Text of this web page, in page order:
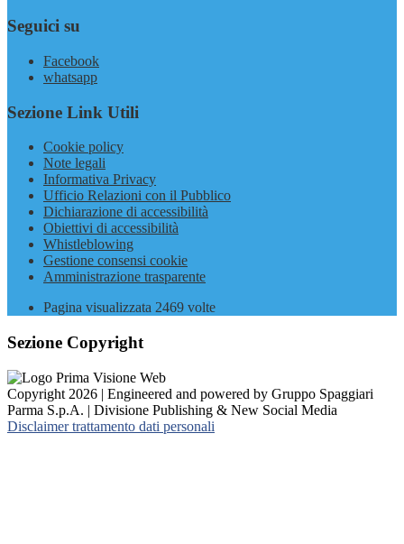
Seguici su
Facebook
whatsapp
Sezione Link Utili
Cookie policy
Note legali
Informativa Privacy
Ufficio Relazioni con il Pubblico
Dichiarazione di accessibilità
Obiettivi di accessibilità
Whistleblowing
Gestione consensi cookie
Amministrazione trasparente
Pagina visualizzata 2469 volte
Sezione Copyright
Copyright 2026 | Engineered and powered by Gruppo Spaggiari
Parma S.p.A. | Divisione Publishing & New Social Media
Disclaimer trattamento dati personali